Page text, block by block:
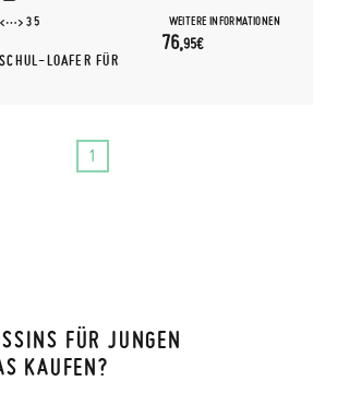
WEITERE INFORMATIONEN
35
LOAFER FÜR
76,95€
1
FÜR JUNGEN
KAUFEN?